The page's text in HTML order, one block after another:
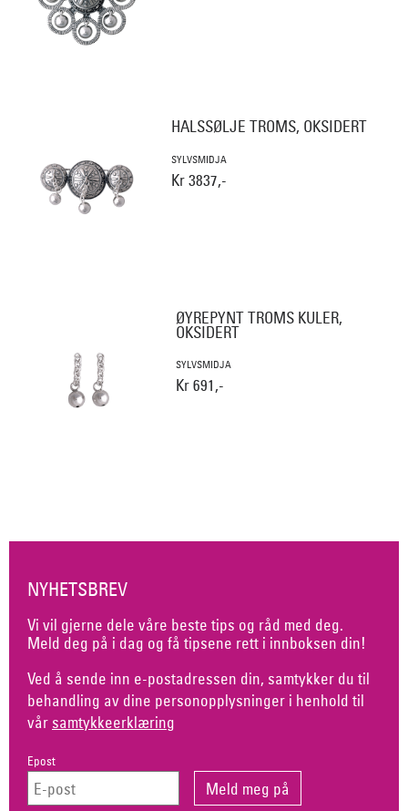
HALSSØLJE TROMS, OKSIDERT
SYLVSMIDJA
Kr 3837,-
ØYREPYNT TROMS KULER,
OKSIDERT
SYLVSMIDJA
Kr 691,-
NYHETSBREV
Vi vil gjerne dele våre beste tips og råd med deg.
Meld deg på i dag og få tipsene rett i innboksen din!
Ved å sende inn e-postadressen din, samtykker du til
behandling av dine personopplysninger i henhold til
vår samtykkeerklæring
Epost